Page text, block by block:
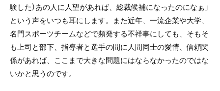
験した）あの人に人望があれば、総裁候補になったのになぁ」
という声をいつも耳にします。また近年、一流企業や大学、
名門スポーツチームなどで頻発する不祥事にしても、そもそ
も上司と部下、指導者と選手の間に人間同士の愛情、信頼関
係があれば、ここまで大きな問題にはならなかったのではな
いかと思うのです。